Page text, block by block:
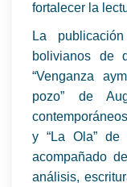
fortalecer la
La
bolivianos de
“Venganza
pozo” de
y “La Ola” de
acompañado
análisis,